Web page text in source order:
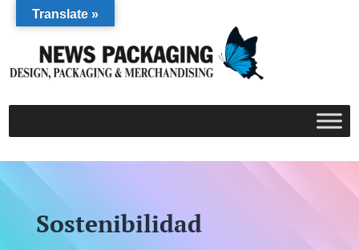
Sostenibilidad
Translate »